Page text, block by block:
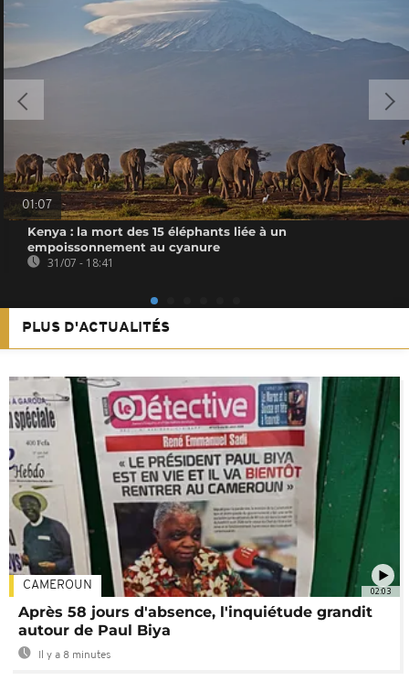
01:07
Kenya : la mort des 15 éléphants liée à un
empoissonnement au cyanure
31/07 - 18:41
PLUS D'ACTUALITÉS
02:03
CAMEROUN
Après 58 jours d'absence, l'inquiétude grandit
autour de Paul Biya
Il y a 8 minutes